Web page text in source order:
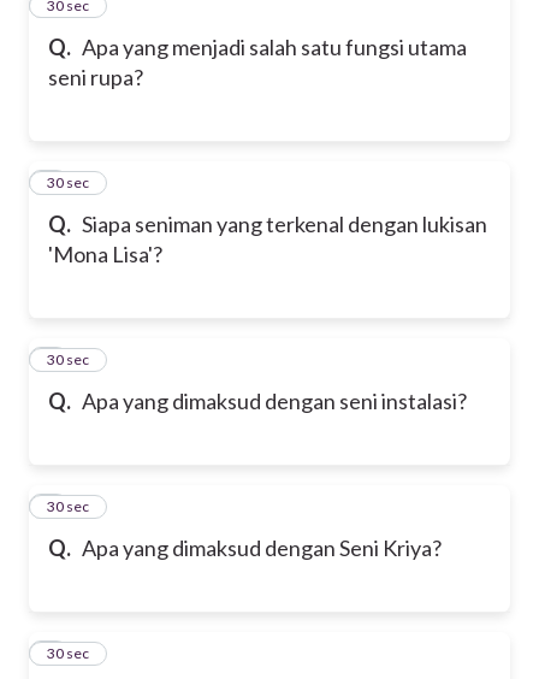
Q. Apa yang menjadi salah satu fungsi utama
seni rupa?
2
30 sec
Q. Siapa seniman yang terkenal dengan lukisan
'Mona Lisa'?
3
30 sec
Q. Apa yang dimaksud dengan seni instalasi?
4
30 sec
Q. Apa yang dimaksud dengan Seni Kriya?
5
30 sec
6
30 sec